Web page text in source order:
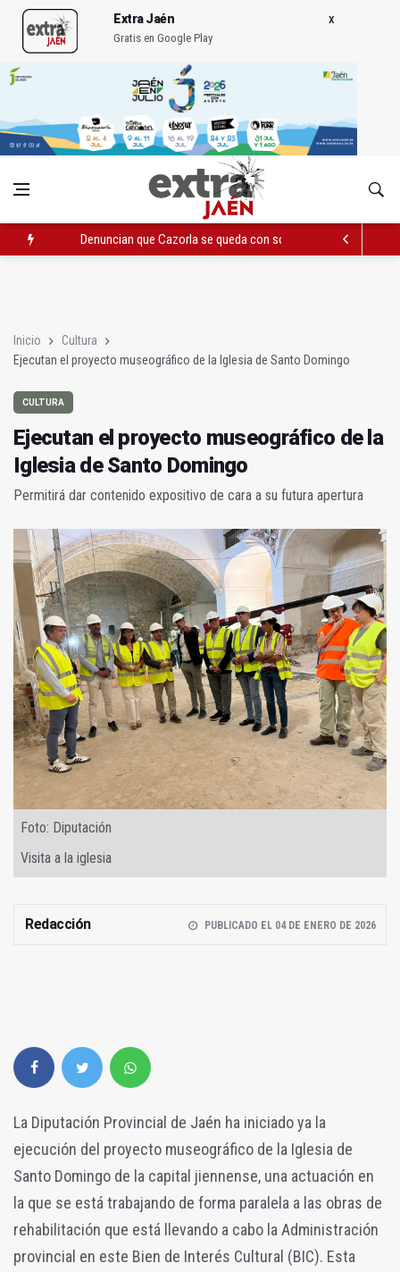
Extra Jaén
Gratis en Google Play
Denuncian que Cazorla se queda con solo dos bomberos por
Inicio
Cultura
Ejecutan el proyecto museográfico de la Iglesia de Santo Domingo
CULTURA
Ejecutan el proyecto museográfico de la
Iglesia de Santo Domingo
Permitirá dar contenido expositivo de cara a su futura apertura
Foto: Diputación
Visita a la iglesia
Redacción PUBLICADO EL 04 DE ENERO DE 2026
La Diputación Provincial de Jaén ha iniciado ya la
ejecución del proyecto museográfico de la Iglesia de
Santo Domingo de la capital jiennense, una actuación en
la que se está trabajando de forma paralela a las obras de
rehabilitación que está llevando a cabo la Administración
provincial en este Bien de Interés Cultural (BIC). Esta